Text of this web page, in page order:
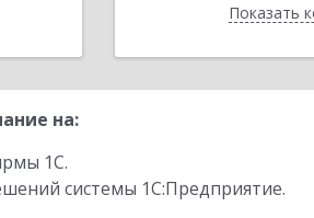
Показать
на:
1С.
системы 1С:Предприятие.